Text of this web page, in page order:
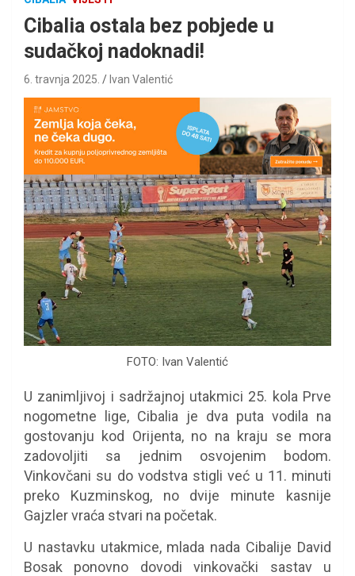
Cibalia ostala bez pobjede u
sudačkoj nadoknadi!
6. travnja 2025. Ivan Valentić
FOTO: Ivan Valentić
U zanimljivoj i sadržajnoj utakmici 25. kola Prve
nogometne lige, Cibalia je dva puta vodila na
gostovanju kod Orijenta, no na kraju se mora
zadovoljiti sa jednim osvojenim bodom.
Vinkovčani su do vodstva stigli već u 11. minuti
preko Kuzminskog, no dvije minute kasnije
Gajzler vraća stvari na početak.
U nastavku utakmice, mlada nada Cibalije David
Bosak ponovno dovodi vinkovački sastav u